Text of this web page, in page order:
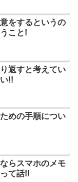
をするというの
こと!
返すと考えてい
!!
めの手順につい
らスマホのメモ
て話!!